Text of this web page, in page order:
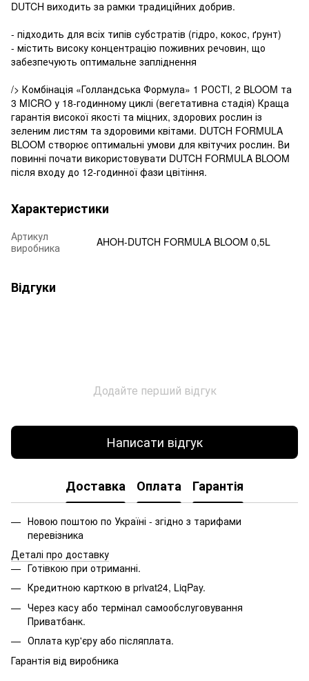
DUTCH виходить за рамки традиційних добрив.
- підходить для всіх типів субстратів (гідро, кокос, ґрунт)
- містить високу концентрацію поживних речовин, що
забезпечують оптимальне запліднення
/> Комбінація «Голландська Формула» 1 РОСТІ, 2 BLOOM та
3 MICRO у 18-годинному циклі (вегетативна стадія) Краща
гарантія високої якості та міцних, здорових рослин із
зеленим листям та здоровими квітами. DUTCH FORMULA
BLOOM створює оптимальні умови для квітучих рослин. Ви
повинні почати використовувати DUTCH FORMULA BLOOM
після входу до 12-годинної фази цвітіння.
Характеристики
Артикул
виробника
AHOH-DUTCH FORMULA BLOOM 0,5L
Відгуки
Додайте перший відгук
Написати відгук
Доставка Оплата Гарантія
Новою поштою по Україні - згідно з тарифами
перевізника
Деталі про доставку
Готівкою при отриманні.
Кредитною карткою в privat24, LiqPay.
Через касу або термінал самообслуговування
Приватбанк.
Оплата кур'єру або післяплата.
Гарантія від виробника